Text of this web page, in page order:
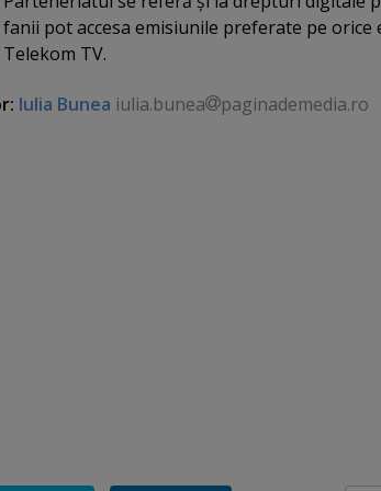
fanii pot accesa emisiunile preferate pe
Telekom TV.
Iulia Bunea iulia.bunea paginademedia.ro